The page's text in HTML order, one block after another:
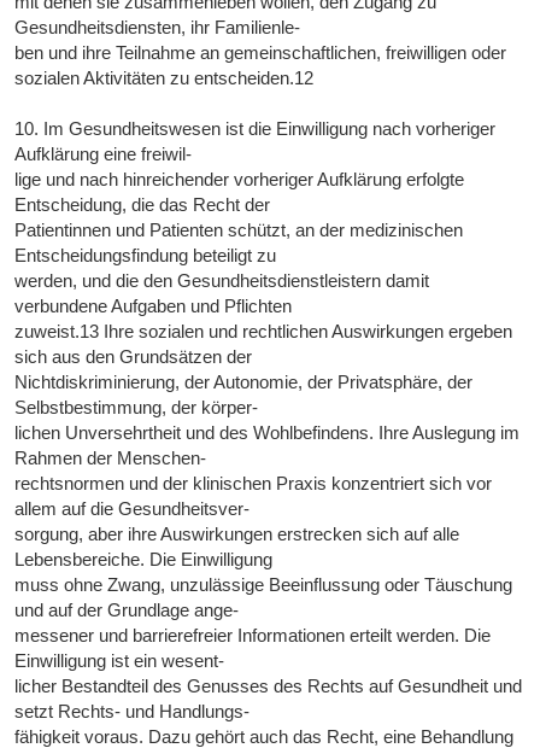
Gesundheitsdiensten, ihr Familienle-
ben und ihre Teilnahme an gemeinschaftlichen, freiwilligen oder
sozialen Aktivitäten zu entscheiden.12
10. Im Gesundheitswesen ist die Einwilligung nach vorheriger
Aufklärung eine freiwil-
lige und nach hinreichender vorheriger Aufklärung erfolgte
Entscheidung, die das Recht der
Patientinnen und Patienten schützt, an der medizinischen
Entscheidungsfindung beteiligt zu
werden, und die den Gesundheitsdienstleistern damit
verbundene Aufgaben und Pflichten
zuweist.13 Ihre sozialen und rechtlichen Auswirkungen ergeben
sich aus den Grundsätzen der
Nichtdiskriminierung, der Autonomie, der Privatsphäre, der
Selbstbestimmung, der körper-
lichen Unversehrtheit und des Wohlbefindens. Ihre Auslegung im
Rahmen der Menschen-
rechtsnormen und der klinischen Praxis konzentriert sich vor
allem auf die Gesundheitsver-
sorgung, aber ihre Auswirkungen erstrecken sich auf alle
Lebensbereiche. Die Einwilligung
muss ohne Zwang, unzulässige Beeinflussung oder Täuschung
und auf der Grundlage ange-
messener und barrierefreier Informationen erteilt werden. Die
Einwilligung ist ein wesent-
licher Bestandteil des Genusses des Rechts auf Gesundheit und
setzt Rechts- und Handlungs-
fähigkeit voraus. Dazu gehört auch das Recht, eine Behandlung